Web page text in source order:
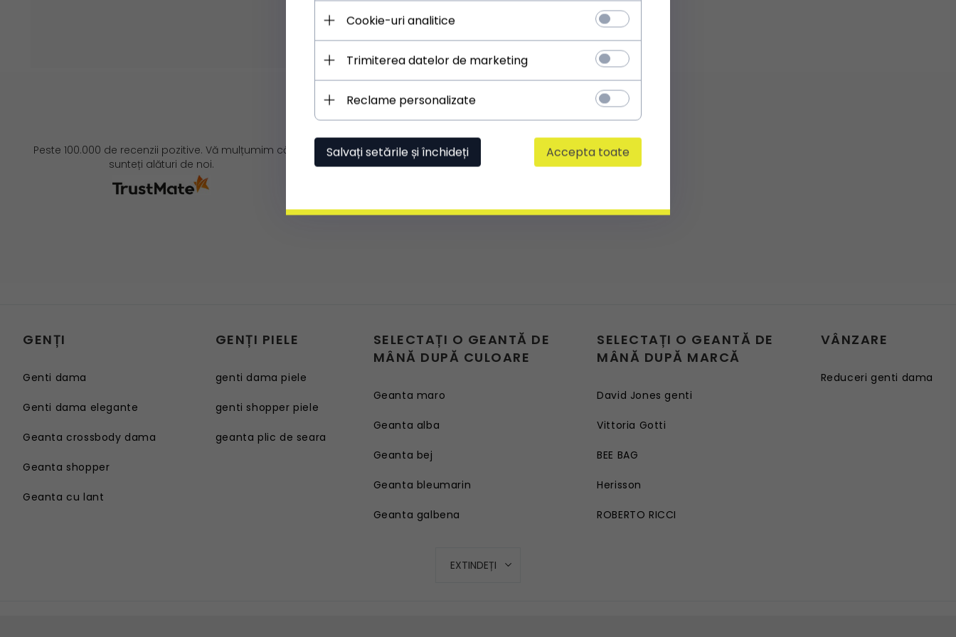
LUNGIME REGLABILĂ**:
** Ajustarea este posibilă în cazul curelelor, mânerelor
sau bretelelor
Peste 100.000 de recenzii pozitive. Vă mulțumim că
sunteți alături de noi.
GENȚI
Genti dama
Genti dama elegante
Geanta crossbody dama
Geanta shopper
Geanta cu lant
GENȚI PIELE
genti dama piele
genti shopper piele
geanta plic de seara
SELECTAȚI O GEANTĂ DE
MÂNĂ DUPĂ CULOARE
Geanta maro
Geanta alba
Geanta bej
Geanta bleumarin
Geanta galbena
SELECTAȚI O GEANTĂ DE
MÂNĂ DUPĂ MARCĂ
David Jones genti
Vittoria Gotti
BEE BAG
Herisson
ROBERTO RICCI
VÂNZARE
Reduceri genti dama
EXTINDEȚI
Cookie-uri analitice
Trimiterea datelor de marketing
Reclame personalizate
Salvați setările și închideți Accepta toate